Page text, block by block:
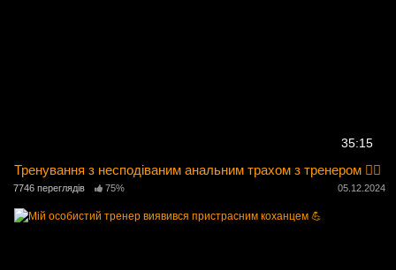
35:15
Тренування з несподіваним анальним трахом з тренером 🏋️‍♂️
7746 переглядів 75% 05.12.2024